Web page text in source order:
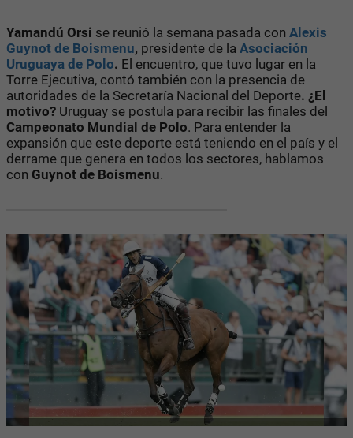
Yamandú Orsi se reunió la semana pasada con Alexis
Guynot de Boismenu, presidente de la Asociación
Uruguaya de Polo. El encuentro, que tuvo lugar en la
Torre Ejecutiva, contó también con la presencia de
autoridades de la Secretaría Nacional del Deporte. ¿El
motivo? Uruguay se postula para recibir las finales del
Campeonato Mundial de Polo. Para entender la
expansión que este deporte está teniendo en el país y el
derrame que genera en todos los sectores, hablamos
con Guynot de Boismenu.